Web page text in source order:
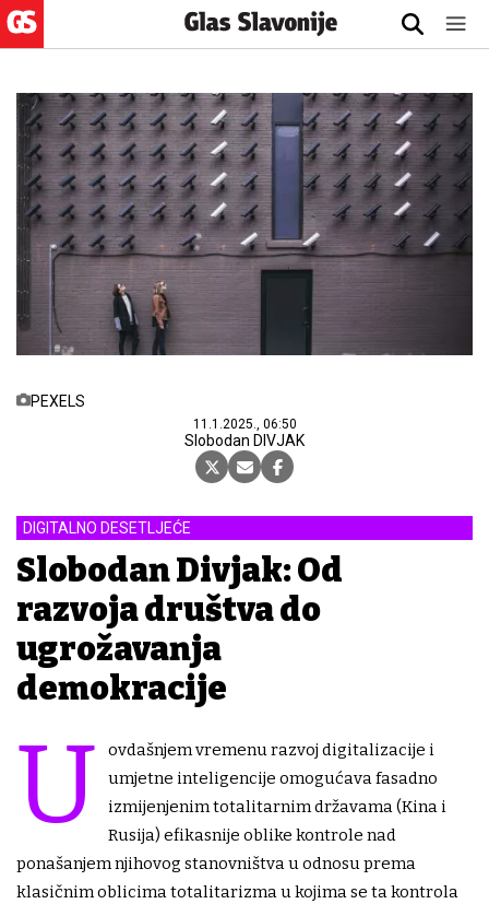
PEXELS
11.1.2025., 06:50
Slobodan DIVJAK
DIGITALNO DESETLJEĆE
Slobodan Divjak: Od
razvoja društva do
ugrožavanja
demokracije
U
ovdašnjem vremenu razvoj digitalizacije i
umjetne inteligencije omogućava fasadno
izmijenjenim totalitarnim državama (Kina i
Rusija) efikasnije oblike kontrole nad
ponašanjem njihovog stanovništva u odnosu prema
klasičnim oblicima totalitarizma u kojima se ta kontrola